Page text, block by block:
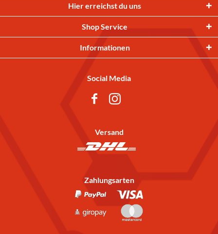
Hier erreichst du uns
Shop Service
Informationen
Social Media
Versand
Zahlungsarten